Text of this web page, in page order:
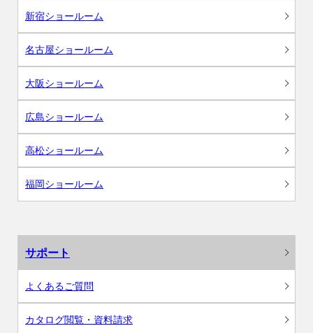
新宿ショールーム
名古屋ショールーム
大阪ショールーム
広島ショールーム
高松ショールーム
福岡ショールーム
サポート
よくあるご質問
カタログ閲覧・資料請求